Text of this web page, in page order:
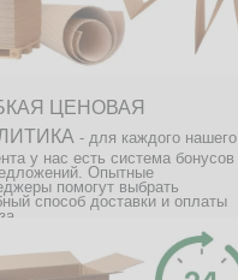
ЦЕНОВАЯ
- для каждого нашего
у нас есть система бонусов
Опытные
помогут выбрать
способ доставки и оплаты